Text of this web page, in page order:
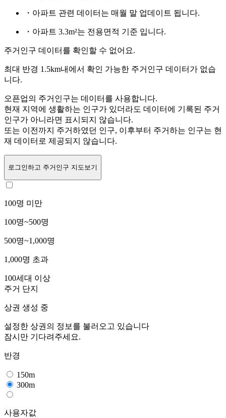
・아파트 관련 데이터는 매월 말 업데이트 됩니다.
・아파트 3.3m²는 전용면적 기준 입니다.
주거인구 데이터를 확인할 수 없어요.
최대 반경 1.5km내에서 확인 가능한 주거인구 데이터가 없습
니다.
오픈업의 주거인구는 데이터를 사용합니다.
현재 지역에 생활하는 인구가 있더라도 데이터에 기록된 주거
인구가 아니라면 표시되지 않습니다.
또는 이전까지 주거하였던 인구, 이후부터 주거하는 인구는 현
재 데이터로 제공되지 않습니다.
로그인하고 주거인구 지도보기
100명 미만
100명~500명
500명~1,000명
1,000명 초과
100세대 이상
주거 단지
상권 생성 중
설정한 상권의 정보를 불러오고 있습니다
잠시만 기다려주세요.
반경
150m
300m
사용자값